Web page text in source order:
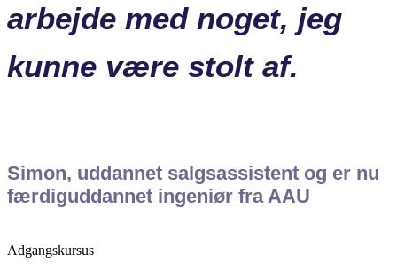
arbejde med noget, jeg
kunne være stolt af.
Simon, uddannet salgsassistent og er nu
færdiguddannet ingeniør fra AAU
Adgangskursus